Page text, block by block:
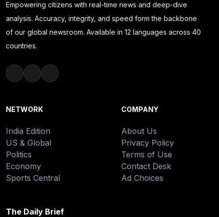
Empowering citizens with real-time news and deep-dive
analysis. Accuracy, integrity, and speed form the backbone
of our global newsroom. Available in 12 languages across 40
countries.
NETWORK
India Edition
US & Global
Politics
Economy
Sports Central
COMPANY
About Us
Privacy Policy
Terms of Use
Contact Desk
Ad Choices
The Daily Brief